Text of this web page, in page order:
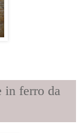
in ferro da